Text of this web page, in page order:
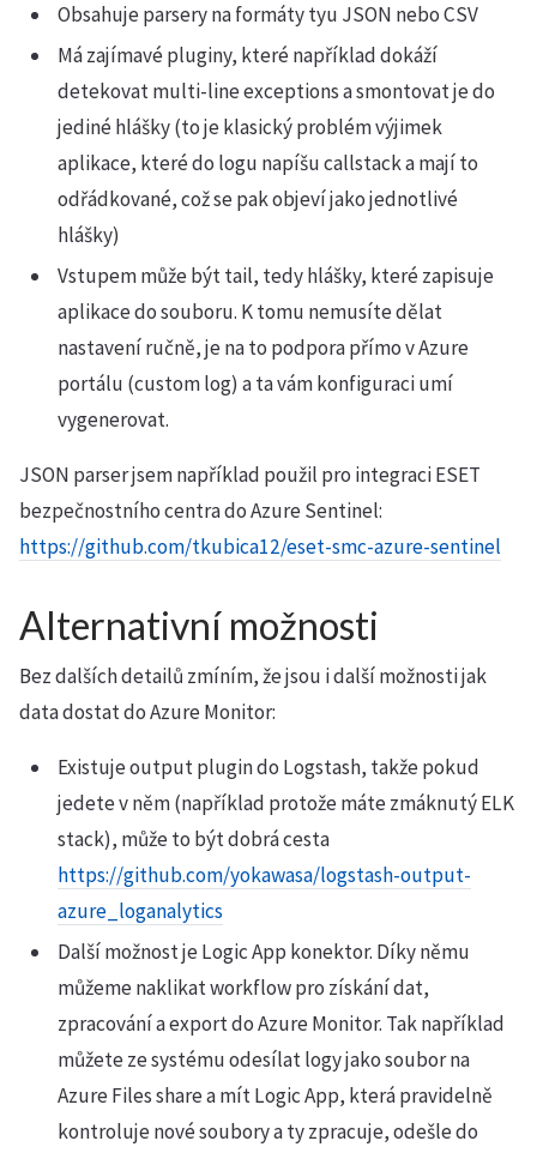
Obsahuje parsery na formáty tyu JSON nebo CSV
Má zajímavé pluginy, které například dokáží
detekovat multi-line exceptions a smontovat je do
jediné hlášky (to je klasický problém výjimek
aplikace, které do logu napíšu callstack a mají to
odřádkované, což se pak objeví jako jednotlivé
hlášky)
Vstupem může být tail, tedy hlášky, které zapisuje
aplikace do souboru. K tomu nemusíte dělat
nastavení ručně, je na to podpora přímo v Azure
portálu (custom log) a ta vám konfiguraci umí
vygenerovat.
JSON parser jsem například použil pro integraci ESET
bezpečnostního centra do Azure Sentinel:
https://github.com/tkubica12/eset-smc-azure-sentinel
Alternativní možnosti
Bez dalších detailů zmíním, že jsou i další možnosti jak
data dostat do Azure Monitor:
Existuje output plugin do Logstash, takže pokud
jedete v něm (například protože máte zmáknutý ELK
stack), může to být dobrá cesta
https://github.com/yokawasa/logstash-output-
azure_loganalytics
Další možnost je Logic App konektor. Díky němu
můžeme naklikat workflow pro získání dat,
zpracování a export do Azure Monitor. Tak například
můžete ze systému odesílat logy jako soubor na
Azure Files share a mít Logic App, která pravidelně
kontroluje nové soubory a ty zpracuje, odešle do